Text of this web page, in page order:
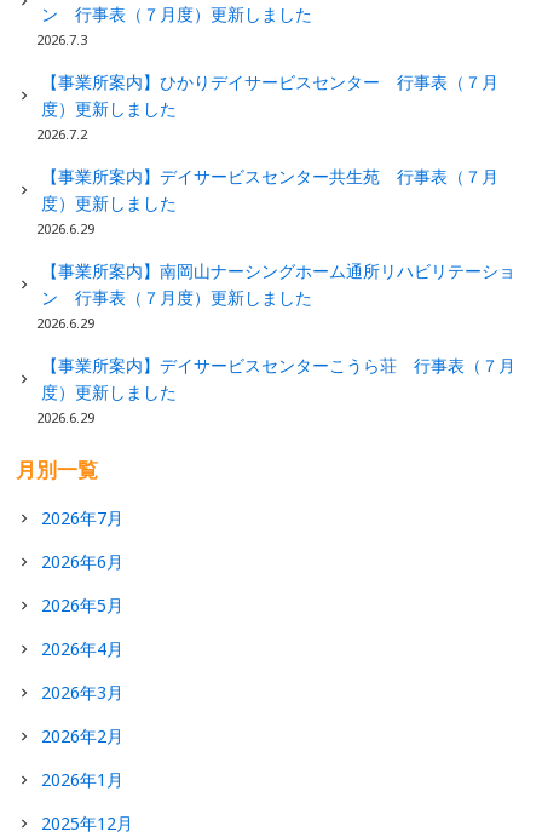
ン 行事表（７月度）更新しました
2026.7.3
【事業所案内】ひかりデイサービスセンター 行事表（７月
度）更新しました
2026.7.2
【事業所案内】デイサービスセンター共生苑 行事表（７月
度）更新しました
2026.6.29
【事業所案内】南岡山ナーシングホーム通所リハビリテーショ
ン 行事表（７月度）更新しました
2026.6.29
【事業所案内】デイサービスセンターこうら荘 行事表（７月
度）更新しました
2026.6.29
月別一覧
2026年7月
2026年6月
2026年5月
2026年4月
2026年3月
2026年2月
2026年1月
2025年12月